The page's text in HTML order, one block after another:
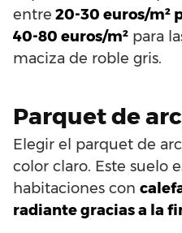
entre 20-30 euros/m²
40-80 euros/m² para
maciza de roble gris.
Parquet de
Elegir el parquet de
color claro. Este suelo
habitaciones con
radiante gracias a la